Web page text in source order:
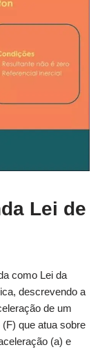
Lei de
como Lei da
descrevendo a
de um
que atua sobre
(a) e